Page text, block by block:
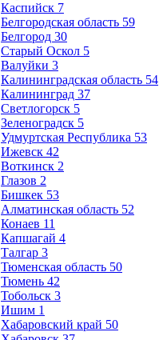
Каспийск 7
Белгородская область 59
Белгород 30
Старый Оскол 5
Валуйки 3
Калининградская область 54
Калининград 37
Светлогорск 5
Зеленоградск 5
Удмуртская Республика 53
Ижевск 42
Воткинск 2
Глазов 2
Бишкек 53
Алматинская область 52
Конаев 11
Капшагай 4
Талгар 3
Тюменская область 50
Тюмень 42
Тобольск 3
Ишим 1
Хабаровский край 50